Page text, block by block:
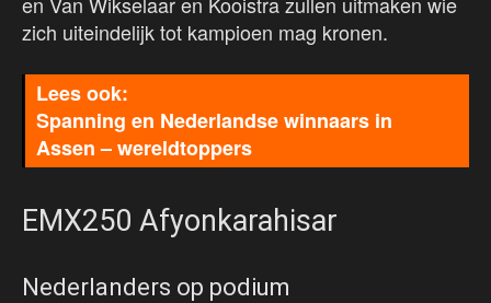
zich uiteindelijk tot kampioen mag kronen.
Spanning en Nederlandse winnaars in
Assen – wereldtoppers
EMX250 Afyonkarahisar
Nederlanders op podium